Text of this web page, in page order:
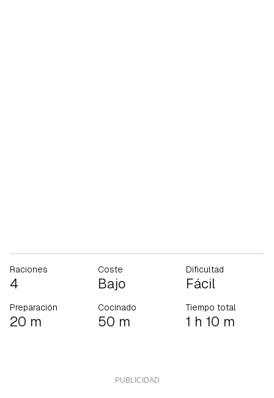
Raciones
4
Coste
Bajo
Dificultad
Fácil
Preparación
20 m
Cocinado
50 m
Tiempo total
1 h 10 m